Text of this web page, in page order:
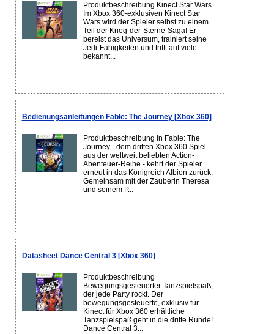
Produktbeschreibung Kinect Star Wars
Im Xbox 360-exklusiven Kinect Star
Wars wird der Spieler selbst zu einem
Teil der Krieg-der-Sterne-Saga! Er
bereist das Universum, trainiert seine
Jedi-Fähigkeiten und trifft auf viele
bekannt...
Bedienungsanleitungen Fable: The Journey [Xbox 360]
Produktbeschreibung In Fable: The
Journey - dem dritten Xbox 360 Spiel
aus der weltweit beliebten Action-
Abenteuer-Reihe - kehrt der Spieler
erneut in das Königreich Albion zurück.
Gemeinsam mit der Zauberin Theresa
und seinem P...
Datasheet Dance Central 3 [Xbox 360]
Produktbeschreibung
Bewegungsgesteuerter Tanzspielspaß,
der jede Party rockt. Der
bewegungsgesteuerte, exklusiv für
Kinect für Xbox 360 erhältliche
Tanzspielspaß geht in die dritte Runde!
Dance Central 3...